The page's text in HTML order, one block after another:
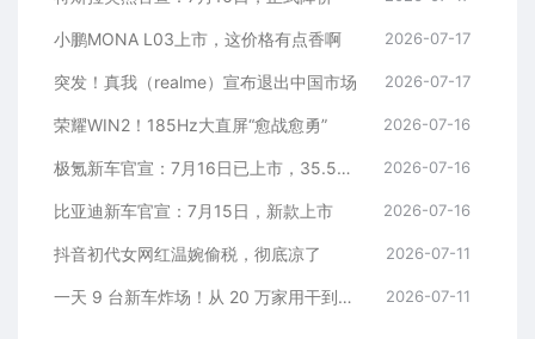
小鹏MONA L03上市，这价格有点香啊 2026-07-17
突发！真我（realme）宣布退出中国市场 2026-07-17
荣耀WIN2！185Hz大直屏“愈战愈勇” 2026-07-16
极氪新车官宣：7月16日已上市，35.5万元起 2026-07-16
比亚迪新车官宣：7月15日，新款上市 2026-07-16
抖音初代女网红温婉偷税，彻底凉了 2026-07-11
一天 9 台新车炸场！从 20 万家用干到千万超跑，全价位全覆盖 2026-07-11